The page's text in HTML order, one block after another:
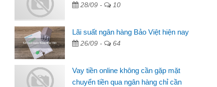
28/09 - 10
Lãi suất ngân hàng Bảo Việt hiện nay
26/09 - 64
Vay tiền online không cần gặp mặt
chuyển tiền qua ngân hàng chỉ cần